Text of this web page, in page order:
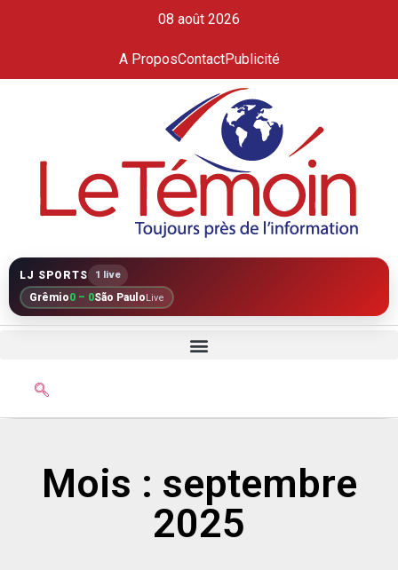
08 août 2026
A ProposContactPublicité
LJ SPORTS 1 live
Grêmio0 – 0São PauloLive
Mois : septembre
2025